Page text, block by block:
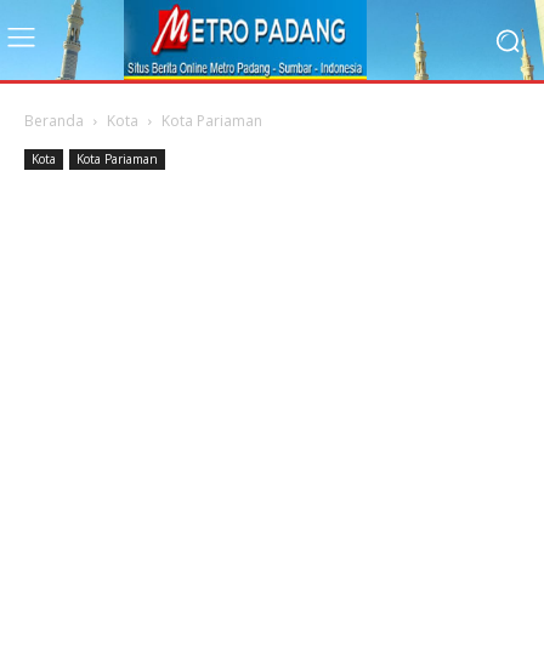
Beranda Kota Kota Pariaman
Kota Kota Pariaman